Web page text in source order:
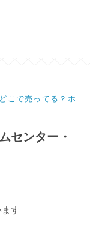
こで売ってる？ホ
センター・
す